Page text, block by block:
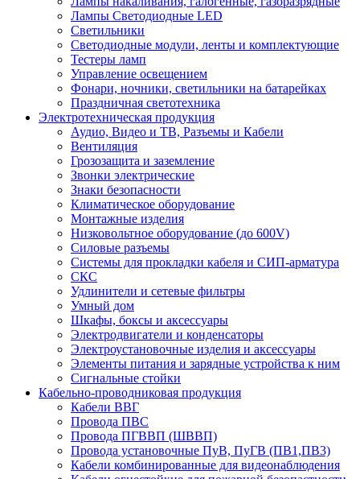
Лампы Светодиодные LED
Светильники
Светодиодные модули, ленты и комплектующие
Тестеры ламп
Управление освещением
Фонари, ночники, светильники на батарейках
Праздничная светотехника
Электротехническая продукция
Аудио, Видео и ТВ, Разъемы и Кабели
Вентиляция
Грозозащита и заземление
Звонки электрические
Знаки безопасности
Климатическое оборудование
Монтажные изделия
Низковольтное оборудование (до 600V)
Силовые разъемы
Системы для прокладки кабеля и СИП-арматура
СКС
Удлинители и сетевые фильтры
Умный дом
Шкафы, боксы и аксессуары
Электродвигатели и конденсаторы
Электроустановочные изделия и аксессуары
Элементы питания и зарядные устройства к ним
Сигнальные стойки
Кабельно-проводниковая продукция
Кабели ВВГ
Провода ПВС
Провода ПГВВП (ШВВП)
Провода установочные ПуВ, ПуГВ (ПВ1,ПВ3)
Кабели комбинированные для видеонаблюдения